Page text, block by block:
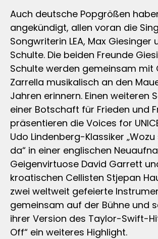
Auch deutsche Popgrößen
angekündigt, allen voran die
Songwriterin LEA, Max Giesinger
Schulte. Die beiden Freunde
Schulte werden gemeinsam mit
Zarrella musikalisch an den
Jahren erinnern. Einen weiteren
einer Botschaft für Frieden und
präsentieren die Voices for
Udo Lindenberg-Klassiker
da“ in einer englischen
Geigenvirtuose David Garrett
kroatischen Cellisten Stjepan
zwei weltweit gefeierte
gemeinsam auf der Bühne und
ihrer Version des Taylor-Swift-
Off“ ein weiteres Highlight.